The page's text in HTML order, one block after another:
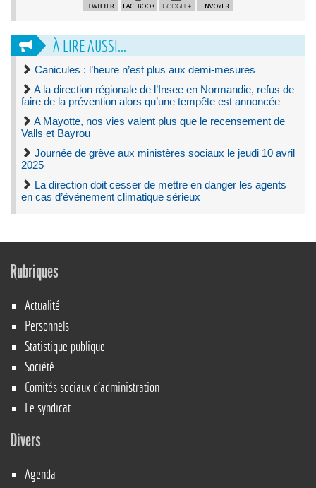
À LIRE AUSSI...
Canicules : l’heure n’est plus aux demi-mesures
A la direction régionale de l’Insee en Normandie, refus de
faire de la prévention alors qu’une tempête est annoncée
A Mayotte, nos vies valent plus que le recensement de
Valls et Bayrou
Journée de grève aux ministères sociaux le jeudi 10 avril
2025
La direction doit cesser de mettre en danger les agents
en cas d’événement climatique sérieux
Rubriques
Actualité
Personnels
Statistique publique
Société
Comités sociaux d’administration
Le syndicat
Divers
Agenda